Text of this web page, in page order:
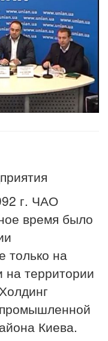
г. ЧАО
время было
только на
на территории
Киева.